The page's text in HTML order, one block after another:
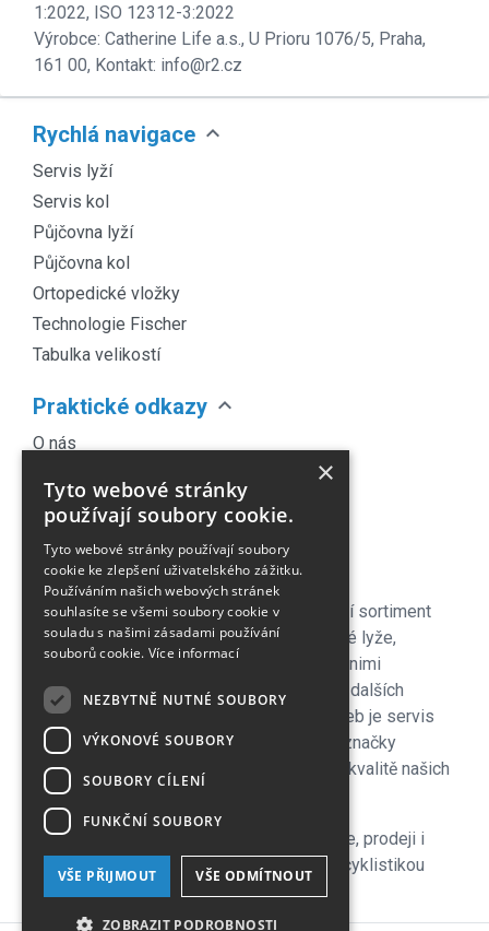
1:2022, ISO 12312-3:2022
Výrobce: Catherine Life a.s., U Prioru 1076/5, Praha,
161 00, Kontakt: info@r2.cz
Rychlá navigace expand_more
Servis lyží
Servis kol
Půjčovna lyží
Půjčovna kol
Ortopedické vložky
Technologie Fischer
Tabulka velikostí
Praktické odkazy expand_more
O nás
Obchodní podmínky
Kontakt
Pro naše zákazníky je připraven kompletní sortiment
lyžařského vybavení - sjezdové a bežecké lyže,
lyžařské a běžecké boty, snowboardy a s nimi
související vybavení, oblečení a celá řada dalších
doplňků. Důležitou součástí zimních služeb je servis
lyží i snowboardů na špičkových strojích značky
Wintersteiger zkušenými servismeny. Na kvalitě našich
servisů si velmi zakládáme!
V letní sezoně se plně věnujeme cyklistice, prodeji i
servisu kol a nabízíme veškeré služby s cyklistikou
×
Tyto webové stránky
používají soubory cookie.
Tyto webové stránky používají soubory
cookie ke zlepšení uživatelského zážitku.
Používáním našich webových stránek
souhlasíte se všemi soubory cookie v
souladu s našimi zásadami používání
souborů cookie. Více informací
NEZBYTNĚ NUTNÉ SOUBORY
VÝKONOVÉ SOUBORY
SOUBORY CÍLENÍ
FUNKČNÍ SOUBORY
VŠE PŘIJMOUT VŠE ODMÍTNOUT
ZOBRAZIT PODROBNOSTI